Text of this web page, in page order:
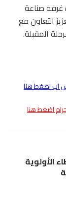
غرفة صناعة
التعاون مع
المقبلة.
اب اضغط هنا
اضغط هنا
الأولوية